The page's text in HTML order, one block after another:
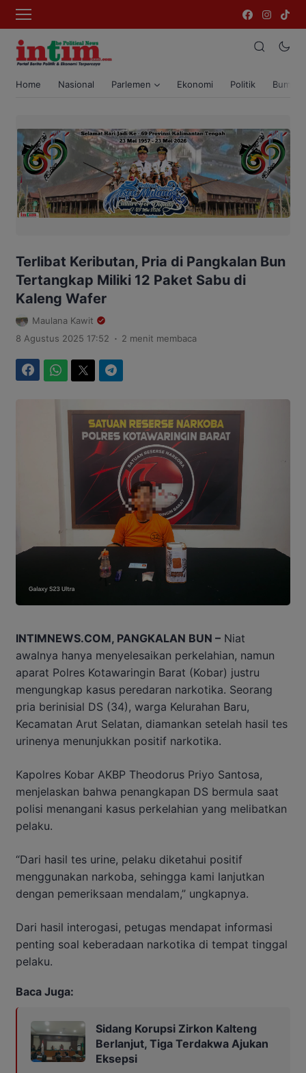
Home Nasional Parlemen Ekonomi Politik Bumi
Terlibat Keributan, Pria di Pangkalan Bun
Tertangkap Miliki 12 Paket Sabu di
Kaleng Wafer
Maulana Kawit
8 Agustus 2025 17:52 . 2 menit membaca
INTIMNEWS.COM, PANGKALAN BUN – Niat
awalnya hanya menyelesaikan perkelahian, namun
aparat Polres Kotawaringin Barat (Kobar) justru
mengungkap kasus peredaran narkotika. Seorang
pria berinisial DS (34), warga Kelurahan Baru,
Kecamatan Arut Selatan, diamankan setelah hasil tes
urinenya menunjukkan positif narkotika.
Kapolres Kobar AKBP Theodorus Priyo Santosa,
menjelaskan bahwa penangkapan DS bermula saat
polisi menangani kasus perkelahian yang melibatkan
pelaku.
“Dari hasil tes urine, pelaku diketahui positif
menggunakan narkoba, sehingga kami lanjutkan
dengan pemeriksaan mendalam,” ungkapnya.
Dari hasil interogasi, petugas mendapat informasi
penting soal keberadaan narkotika di tempat tinggal
pelaku.
Baca Juga:
Sidang Korupsi Zirkon Kalteng
Berlanjut, Tiga Terdakwa Ajukan
Eksepsi